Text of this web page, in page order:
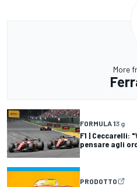
More
FORMULA 13 g
F1 | Ceccarelli:
pensare agli
PRODOTTO